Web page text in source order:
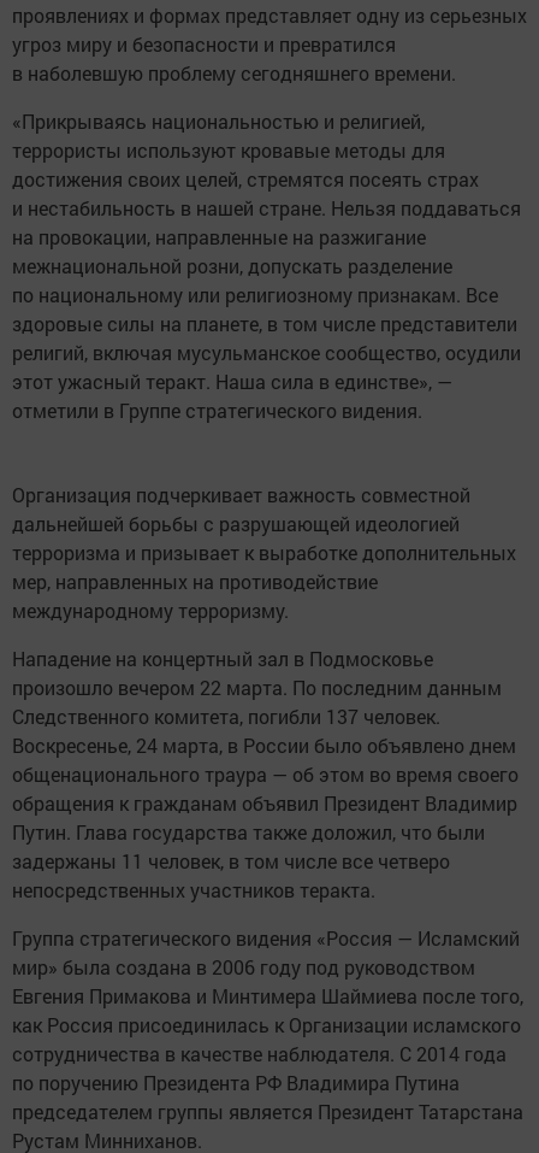
проявлениях и формах представляет одну из серьезных
угроз миру и безопасности и превратился
в наболевшую проблему сегодняшнего времени.
«Прикрываясь национальностью и религией,
террористы используют кровавые методы для
достижения своих целей, стремятся посеять страх
и нестабильность в нашей стране. Нельзя поддаваться
на провокации, направленные на разжигание
межнациональной розни, допускать разделение
по национальному или религиозному признакам. Все
здоровые силы на планете, в том числе представители
религий, включая мусульманское сообщество, осудили
этот ужасный теракт. Наша сила в единстве», —
отметили в Группе стратегического видения.
Организация подчеркивает важность совместной
дальнейшей борьбы с разрушающей идеологией
терроризма и призывает к выработке дополнительных
мер, направленных на противодействие
международному терроризму.
Нападение на концертный зал в Подмосковье
произошло вечером 22 марта. По последним данным
Следственного комитета, погибли 137 человек.
Воскресенье, 24 марта, в России было объявлено днем
общенационального траура — об этом во время своего
обращения к гражданам объявил Президент Владимир
Путин. Глава государства также доложил, что были
задержаны 11 человек, в том числе все четверо
непосредственных участников теракта.
Группа стратегического видения «Россия — Исламский
мир» была создана в 2006 году под руководством
Евгения Примакова и Минтимера Шаймиева после того,
как Россия присоединилась к Организации исламского
сотрудничества в качестве наблюдателя. С 2014 года
по поручению Президента РФ Владимира Путина
председателем группы является Президент Татарстана
Рустам Минниханов.